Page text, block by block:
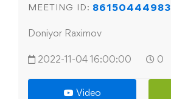
MEETING ID: 86150444983
Doniyor Raximov
2022-11-04 16:00:00 0
Video